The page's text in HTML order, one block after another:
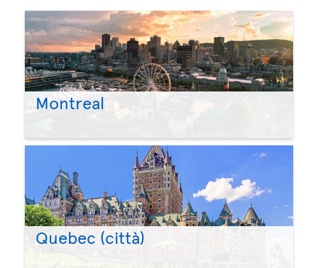
Montreal
Quebec (città)